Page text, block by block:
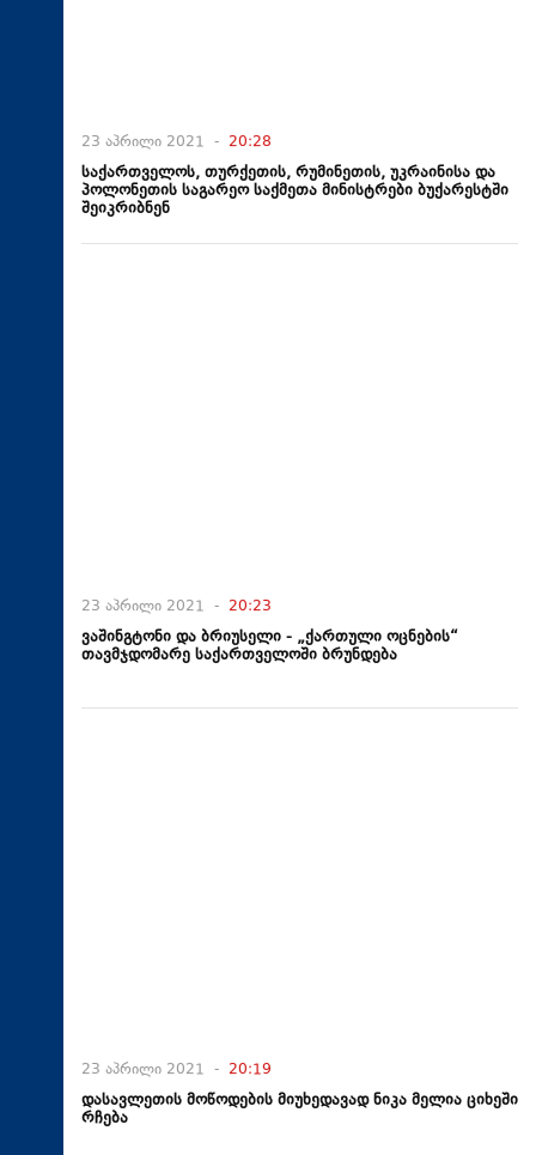
23 აპრილი 2021 - 20:28
საქართველოს, თურქეთის, რუმინეთის, უკრაინისა და
პოლონეთის საგარეო საქმეთა მინისტრები ბუქარესტში
შეიკრიბნენ
23 აპრილი 2021 - 20:23
ვაშინგტონი და ბრიუსელი - „ქართული ოცნების“
თავმჯდომარე საქართველოში ბრუნდება
23 აპრილი 2021 - 20:19
დასავლეთის მოწოდების მიუხედავად ნიკა მელია ციხეში
რჩება